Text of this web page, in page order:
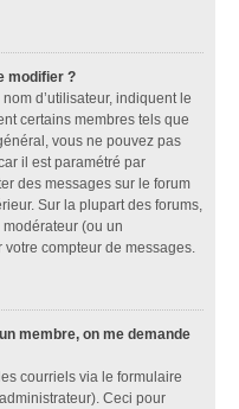
modifier ?
d’utilisateur, indiquent le
certains membres tels que
vous ne pouvez pas
il est paramétré par
des messages sur le forum
Sur la plupart des forums,
(ou un
compteur de messages.
membre, on me demande
courriels via le formulaire
Ceci pour